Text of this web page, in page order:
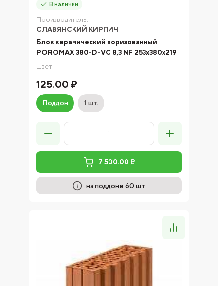
В наличии
Производитель:
СЛАВЯНСКИЙ КИРПИЧ
Блок керамический поризованный
POROMAX 380-D-VC 8,3 NF 253х380х219
Цвет:
125.00 ₽
Поддон 1 шт.
7 500.00 ₽
на поддоне 60 шт.